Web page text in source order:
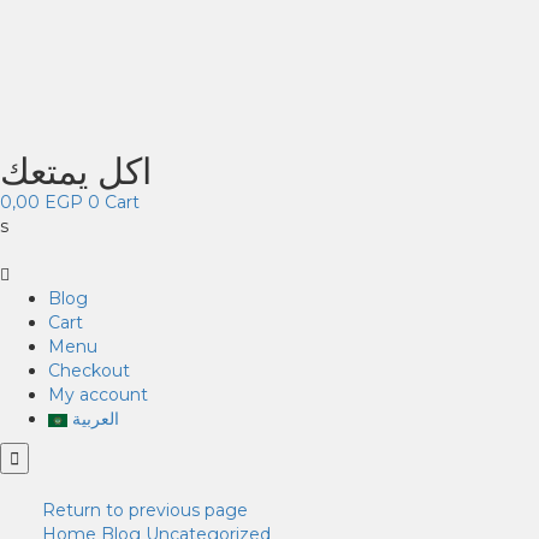
اكل يمتعك
0,00 EGP 0 Cart
s
Blog
Cart
Menu
Checkout
My account
العربية
Return to previous page
Home Blog Uncategorized